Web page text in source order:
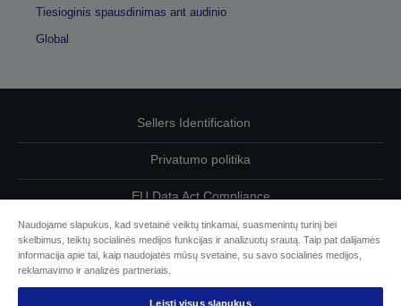
Tiesioginis spausdinimas ant audinio
Global
Sellers Identification
Privatumo politika
EU Data Act Compliance
Susisiekite su mumis dėl savo duomenų
Cookie Information
Naudojame slapukus, kad svetainė veiktų tinkamai, suasmenintų turinį bei
skelbimus, teiktų socialinės medijos funkcijas ir analizuotų srautą. Taip pat dalijamės
informacija apie tai, kaip naudojatės mūsų svetaine, su savo socialinės medijos,
reklamavimo ir analizės partneriais.
Leisti visus slapukus